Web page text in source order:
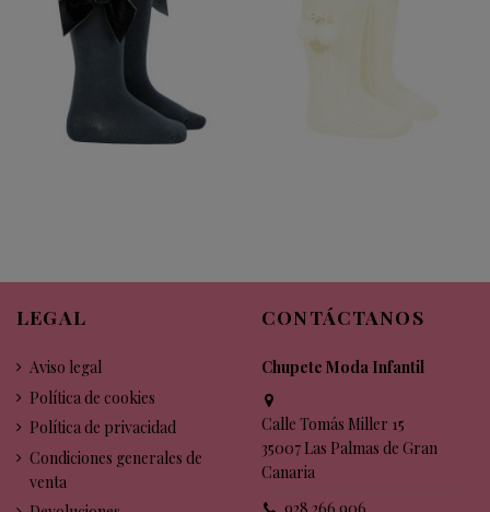
LEGAL
Aviso legal
Política de cookies
Política de privacidad
Condiciones generales de
venta
CONTÁCTANOS
Chupete Moda Infantil
Calle Tomás Miller 15
35007 Las Palmas de Gran
Canaria